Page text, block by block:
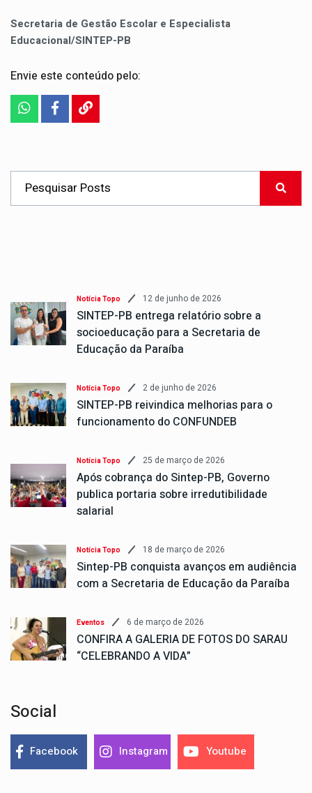
Secretaria de Gestão Escolar e Especialista
Educacional/SINTEP-PB
Envie este conteúdo pelo:
Notícia Topo 12 de junho de 2026
SINTEP-PB entrega relatório sobre a
socioeducação para a Secretaria de
Educação da Paraíba
Notícia Topo 2 de junho de 2026
SINTEP-PB reivindica melhorias para o
funcionamento do CONFUNDEB
Notícia Topo 25 de março de 2026
Após cobrança do Sintep-PB, Governo
publica portaria sobre irredutibilidade
salarial
Notícia Topo 18 de março de 2026
Sintep-PB conquista avanços em audiência
com a Secretaria de Educação da Paraíba
Eventos 6 de março de 2026
CONFIRA A GALERIA DE FOTOS DO SARAU
“CELEBRANDO A VIDA”
Social
Facebook Instagram Youtube